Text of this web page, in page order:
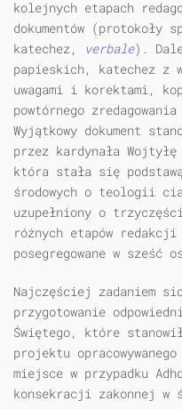
kolejnych etapach
dokumentów (protokoły
katechez,
verbale).
papieskich, katechez z
uwagami i korektami,
powtórnego
Wyjątkowy dokument
przez kardynała
która stała się
środowych o teologii
uzupełniony o
różnych etapów
posegregowane w sześć
Najczęściej zadaniem
przygotowanie
Świętego, które
projektu
miejsce w przypadku
konsekracji zakonnej w